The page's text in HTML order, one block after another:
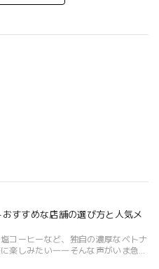
すすめな店舗の選び方と人気メ
コーヒーなど、独自の濃厚なベトナ
楽しみたい――そんな声がいま急増